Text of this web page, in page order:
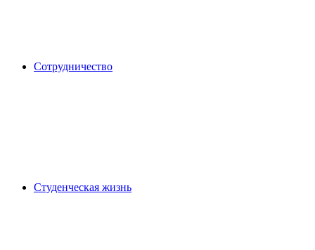
Сотрудничество
Студенческая жизнь